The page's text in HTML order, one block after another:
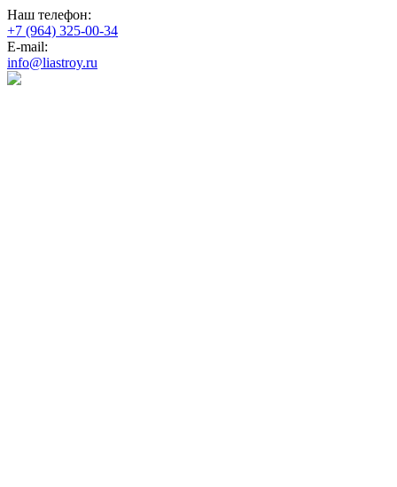
Наш телефон:
+7 (964) 325-00-34
E-mail:
info@liastroy.ru